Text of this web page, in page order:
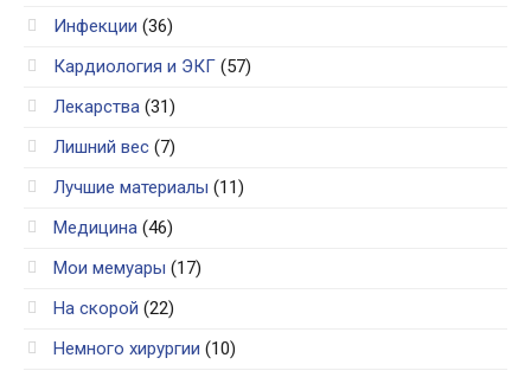
Инфекции (36)
Кардиология и ЭКГ (57)
Лекарства (31)
Лишний вес (7)
Лучшие материалы (11)
Медицина (46)
Мои мемуары (17)
На скорой (22)
Немного хирургии (10)